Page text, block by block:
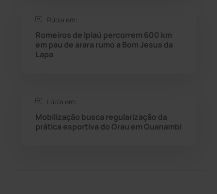
Sudoeste Baiano (1530)
Tecnologia
Rúbia em:
Romeiros de Ipiaú percorrem 600 km
em pau de arara rumo a Bom Jesus da
Lapa
Lúcia em:
Mobilização busca regularização da
prática esportiva do Grau em Guanambi